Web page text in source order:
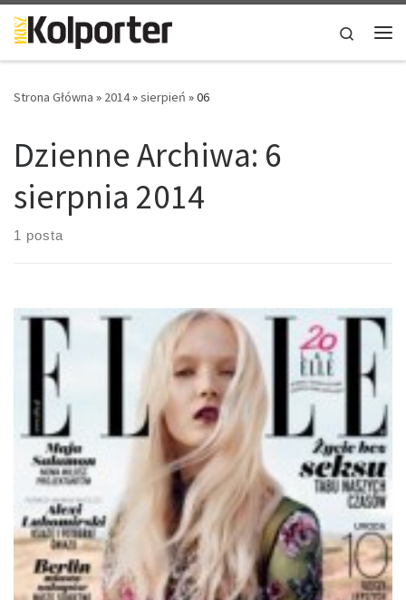
Skip to content
Search
Strona Główna » 2014»sierpień »06
Dzienne Archiwa: 6
sierpnia 2014
1 posta